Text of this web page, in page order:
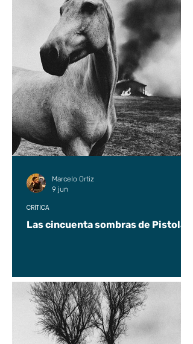
Las cincuenta sombras de Pistolas
CRÍTICA
Marcelo Ortiz
9 jun